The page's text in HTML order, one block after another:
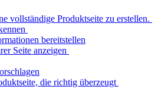
vollständige Produktseite zu erstellen.
bereitstellen
Seite anzeigen
die richtig überzeugt